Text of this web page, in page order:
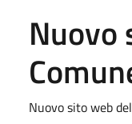
Nuovo
Nuovo sito web